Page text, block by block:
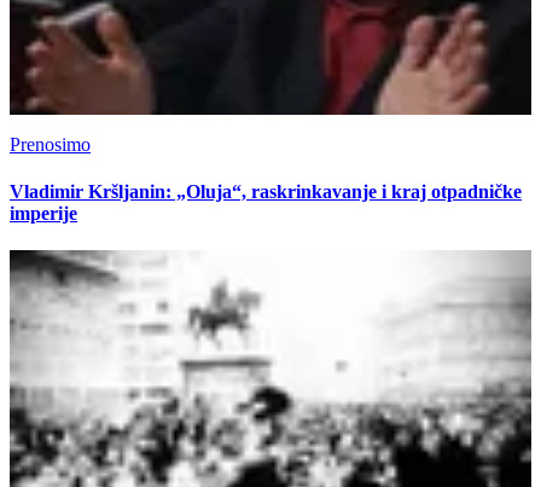
Prenosimo
Vladimir Kršljanin: „Oluja“, raskrinkavanje i kraj otpadničke
imperije